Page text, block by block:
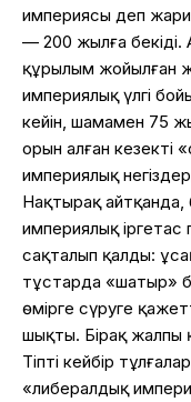
империясы деп
— 200 жылға бекіді.
құрылым жойылған
империялық үлгі
кейін, шамамен 75
орын алған кезекті
империялық
Нақтырақ айтқанда,
империялық іргетас
сақталып қалды:
тұстарда «шатыр»
өмірге сүруге
шықты. Бірақ жалпы
Тіпті кейбір
«либералдық